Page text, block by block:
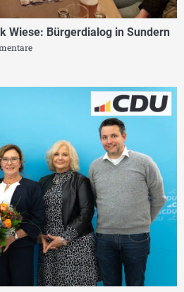
Wiese: Bürgerdialog in Sundern